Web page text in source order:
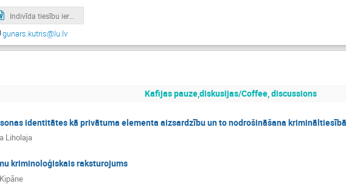
Indivīda tiesību ierobežošanas un aizsardzības krimināltiesiskie un kriminālprocesuālie līdzekļi mūsdienu izaicinājumi, aktualitātes un risinājumi_21.03.docx
gunars.kutris@lu.lv
Kafijas pauze,diskusijas/Coffee, discussions
identitātes kā privātuma elementa aizsardzību un to nodrošināšana
Liholaja
kriminoloģiskais raksturojums